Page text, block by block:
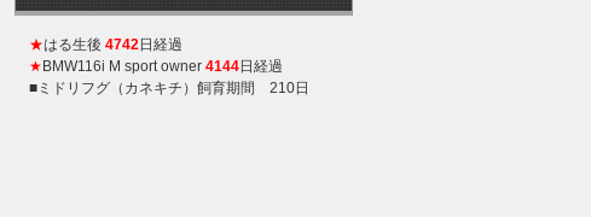
★はる生後 4742日経過
★ BMW116i M sport owner 4144日経過
■ミドリフグ（カネキチ）飼育期間 210日